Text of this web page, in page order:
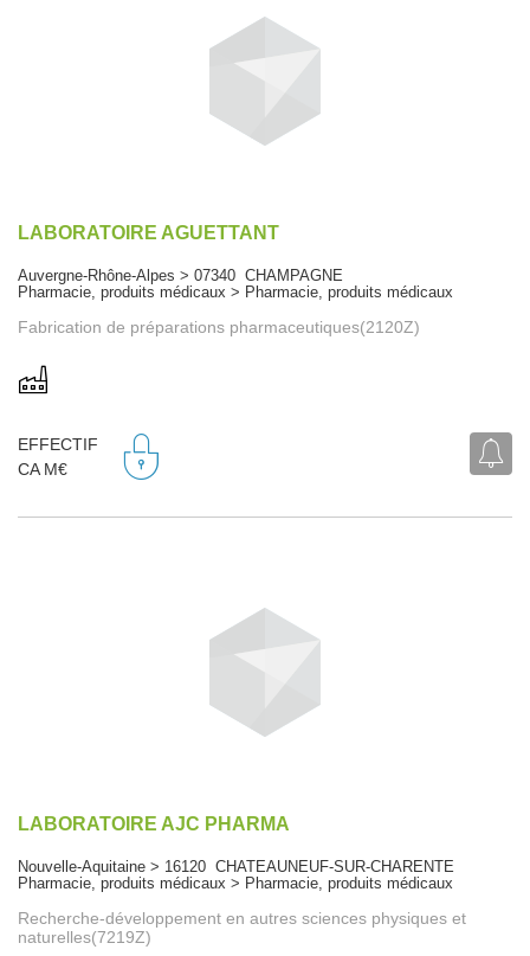
LABORATOIRE AGUETTANT
Auvergne-Rhône-Alpes > 07340 CHAMPAGNE
Pharmacie, produits médicaux > Pharmacie, produits médicaux
Fabrication de préparations pharmaceutiques(2120Z)
EFFECTIF
CA M€
LABORATOIRE AJC PHARMA
Nouvelle-Aquitaine > 16120 CHATEAUNEUF-SUR-CHARENTE
Pharmacie, produits médicaux > Pharmacie, produits médicaux
Recherche-développement en autres sciences physiques et
naturelles(7219Z)